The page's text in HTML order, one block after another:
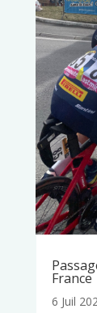
France
6 Juil